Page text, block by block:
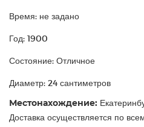
Время: не задано
Год: 1900
Состояние: Отличное
Диаметр: 24 сантиметров
Местонахождение:
Доставка осуществляется по